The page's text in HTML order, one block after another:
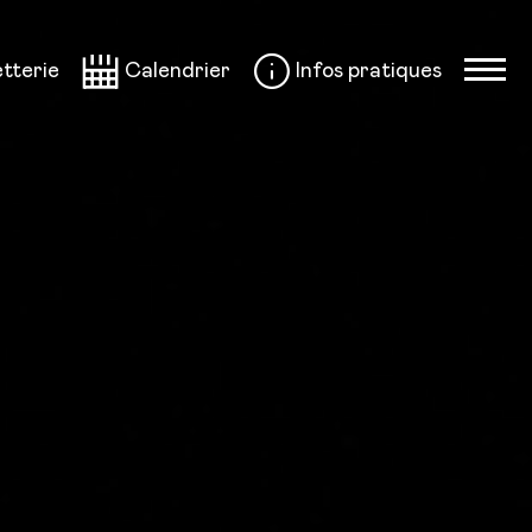
Calendrier Infos pratiques